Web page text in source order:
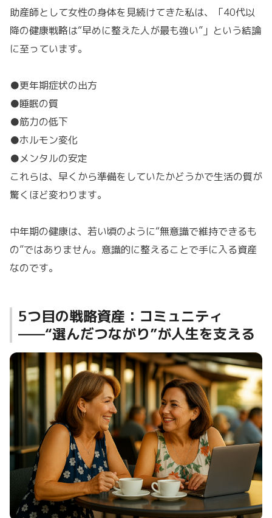
助産師として女性の身体を見続けてきた私は、「40代以
降の健康戦略は“早めに整えた人が最も強い”」という結論
に至っています。
●更年期症状の出方
●睡眠の質
●筋力の低下
●ホルモン変化
●メンタルの安定
これらは、早くから準備をしていたかどうかで生活の質が
驚くほど変わります。
中年期の健康は、若い頃のように“無意識で維持できるも
の”ではありません。意識的に整えることで手に入る資産
なのです。
5つ目の戦略資産：コミュニティ
——“選んだつながり”が人生を支える